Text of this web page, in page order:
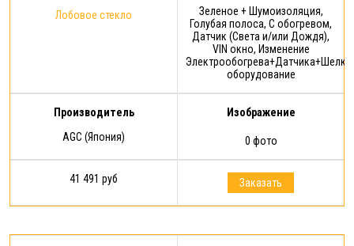
Лобовое стекло
Зеленое + Шумоизоляция,
Голубая полоса, С обогревом,
Датчик (Света и/или Дождя),
VIN окно, Изменение
оборудование
Производитель
AGC (Япония)
Изображение
0 фото
41 491 руб Заказать